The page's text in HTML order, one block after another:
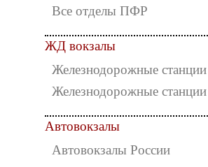
Все отделы ПФР
ЖД вокзалы
Железнодорожные
Железнодорожные
Автовокзалы
Автовокзалы России